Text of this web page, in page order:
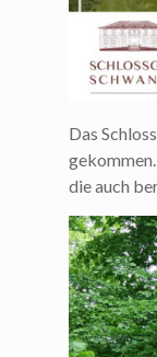
Das
die auch